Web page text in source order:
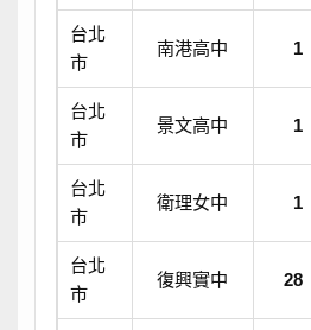
台北
市
南港高中 1
台北
市
景文高中 1
台北
市
衛理女中 1
台北
市
復興實中 28